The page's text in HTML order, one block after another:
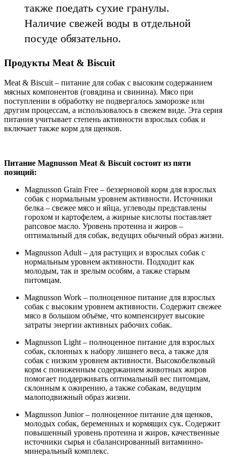
также поедать сухие гранулы.
Наличие свежей воды в отдельной
посуде обязательно.
Продукты Meat & Biscuit
Meat & Biscuit – питание для собак с высоким содержанием
мясных компонентов (говядина и свинина). Мясо при
поступлении в обработку не подвергалось заморозке или
другим процессам, а использовалось в свежем виде. Эта серия
питания учитывает степень активности взрослых собак и
включает также корм для щенков.
Питание Magnusson Meat & Biscuit состоит из пяти
позиций:
Magnusson Grain Free – беззерновой корм для взрослых
собак с нормальным уровнем активности. Источники
белка – свежее мясо и яйца, углеводы представлены
горохом и картофелем, а жирные кислоты поставляет
рапсовое масло. Уровень протеина и жиров –
оптимальный для собак, ведущих обычный образ жизни.
Magnusson Adult – для растущих и взрослых собак с
нормальным уровнем активности. Подходит как
молодым, так и зрелым особям, а также старым
питомцам.
Magnusson Work – полноценное питание для взрослых
собак с высоким уровнем активности. Содержит свежее
мясо в большом объёме, что компенсирует высокие
затраты энергии активных рабочих собак.
Magnusson Light – полноценное питание для взрослых
собак, склонных к набору лишнего веса, а также для
собак с низким уровнем активности. Высокобелковый
корм с пониженным содержанием животных жиров
помогает поддерживать оптимальный вес питомцам,
склонным к ожирению, а также собакам, ведущим
малоподвижный образ жизни.
Magnusson Junior – полноценное питание для щенков,
молодых собак, беременных и кормящих сук. Содержит
повышенный уровень протеина и жиров, качественные
источники сырья и сбалансированный витаминно-
минеральный комплекс.